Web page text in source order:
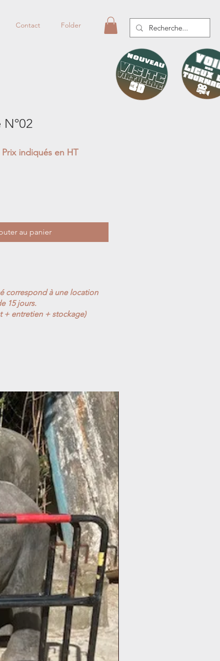
Contact Folder
au panier
correspond à une location
15 jours.
+ entretien + stockage)
Prix indiqués en HT